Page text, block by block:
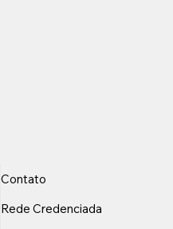
Contato
Rede Credenciada